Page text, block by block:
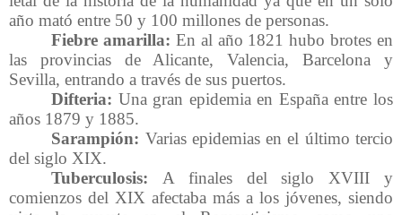
año mató entre 50 y 100 millones de personas.
Fiebre amarilla: En al año 1821 hubo brotes en
las provincias de Alicante, Valencia, Barcelona y
Sevilla, entrando a través de sus puertos.
Difteria: Una gran epidemia en España entre los
años 1879 y 1885.
Sarampión: Varias epidemias en el último tercio
del siglo XIX.
Tuberculosis: A finales del siglo XVIII y
comienzos del XIX afectaba más a los jóvenes, siendo